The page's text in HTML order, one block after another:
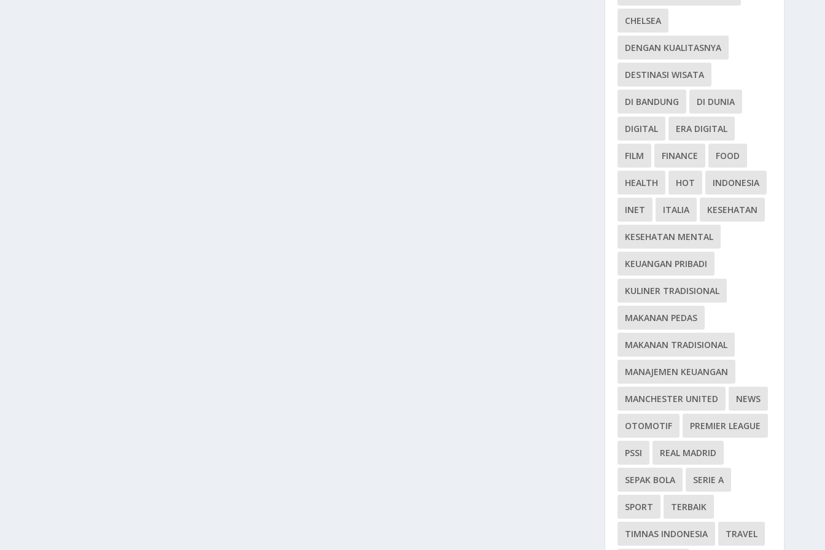
CHELSEA
DENGAN KUALITASNYA
DESTINASI WISATA
DI BANDUNG DI DUNIA
DIGITAL ERA DIGITAL
FILM FINANCE FOOD
HEALTH HOT INDONESIA
INET ITALIA KESEHATAN
KESEHATAN MENTAL
KEUANGAN PRIBADI
KULINER TRADISIONAL
MAKANAN PEDAS
MAKANAN TRADISIONAL
MANAJEMEN KEUANGAN
MANCHESTER UNITED NEWS
OTOMOTIF PREMIER LEAGUE
PSSI REAL MADRID
SEPAK BOLA SERIE A
SPORT TERBAIK
TIMNAS INDONESIA TRAVEL